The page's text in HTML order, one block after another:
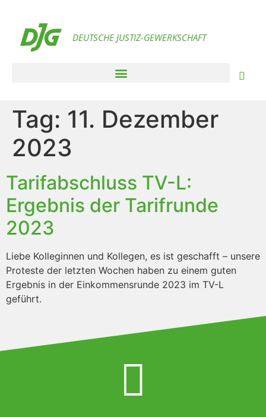
DEUTSCHE JUSTIZ-GEWERKSCHAFT
Tag: 11. Dezember
2023
Tarifabschluss TV-L:
Ergebnis der Tarifrunde
2023
Liebe Kolleginnen und Kollegen, es ist geschafft – unsere
Proteste der letzten Wochen haben zu einem guten
Ergebnis in der Einkommensrunde 2023 im TV-L
geführt.